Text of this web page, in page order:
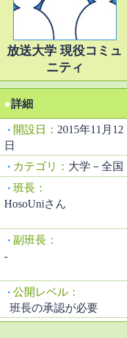
放送大学 現役コミュ
ニティ
●詳細
・ 開設日： 2015年11月12
日
・ カテゴリ： 大学－全国
・ 班長：
HosoUniさん
・ 副班長：
-
・ 公開レベル：
班長の承認が必要